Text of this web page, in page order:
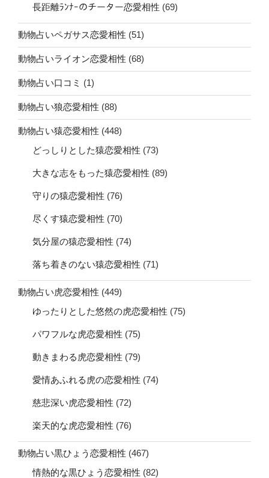
長距離ﾗﾝﾅｰのチーター恋愛相性 (69)
動物占いペガサス恋愛相性 (51)
動物占いライオン恋愛相性 (68)
動物占い口コミ (1)
動物占い狼恋愛相性 (88)
動物占い猿恋愛相性 (448)
どっしりとした猿恋愛相性 (73)
大きな志をもった猿恋愛相性 (89)
守りの猿恋愛相性 (76)
尽くす猿恋愛相性 (70)
気分屋の猿恋愛相性 (74)
落ち着きのない猿恋愛相性 (71)
動物占い虎恋愛相性 (449)
ゆったりとした悠然の虎恋愛相性 (75)
パワフルな虎恋愛相性 (75)
動きまわる虎恋愛相性 (79)
愛情あふれる虎の恋愛相性 (74)
慈悲深い虎恋愛相性 (72)
楽天的な虎恋愛相性 (76)
動物占い黒ひょう恋愛相性 (467)
情熱的な黒ひょう恋愛相性 (82)